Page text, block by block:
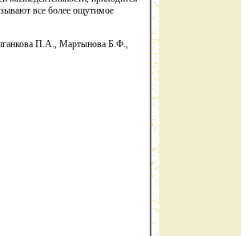
все более ощутимое
П.А., Мартынова Б.Ф.,